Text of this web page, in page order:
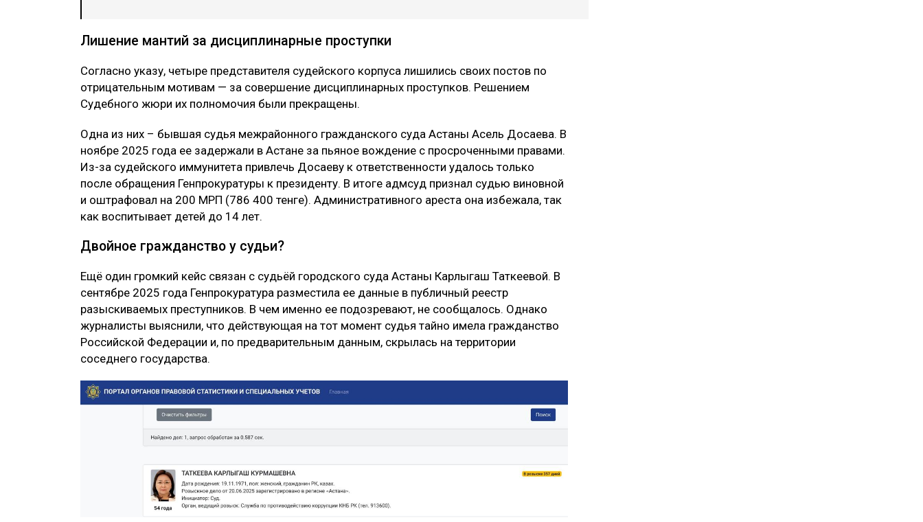
Лишение мантий за дисциплинарные проступки
Согласно указу, четыре представителя судейского корпуса лишились своих постов по
отрицательным мотивам — за совершение дисциплинарных проступков. Решением
Судебного жюри их полномочия были прекращены.
Одна из них – бывшая судья межрайонного гражданского суда Астаны Асель Досаева. В
ноябре 2025 года ее задержали в Астане за пьяное вождение с просроченными правами.
Из-за судейского иммунитета привлечь Досаеву к ответственности удалось только
после обращения Генпрокуратуры к президенту. В итоге адмсуд признал судью виновной
и оштрафовал на 200 МРП (786 400 тенге). Административного ареста она избежала, так
как воспитывает детей до 14 лет.
Двойное гражданство у судьи?
Ещё один громкий кейс связан с судьёй городского суда Астаны Карлыгаш Таткеевой. В
сентябре 2025 года Генпрокуратура разместила ее данные в публичный реестр
разыскиваемых преступников. В чем именно ее подозревают, не сообщалось. Однако
журналисты выяснили, что действующая на тот момент судья тайно имела гражданство
Российской Федерации и, по предварительным данным, скрылась на территории
соседнего государства.